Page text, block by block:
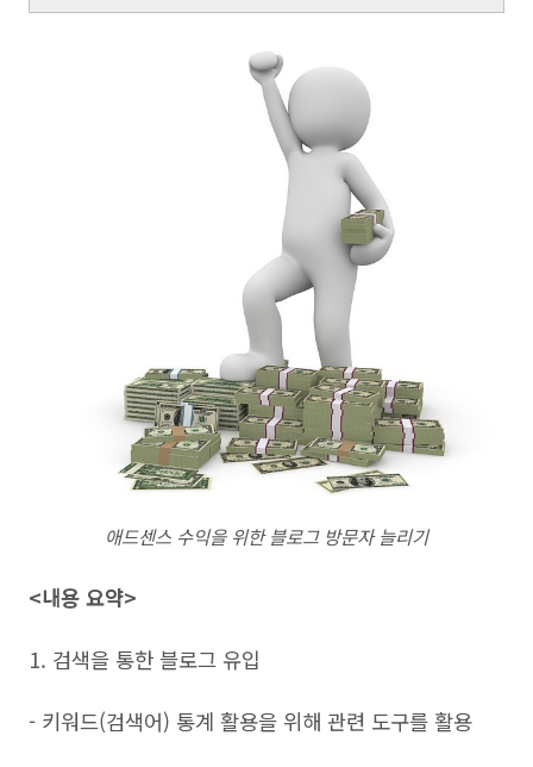
애드센스 수익을 위한 블로그 방문자 늘리기
<내용 요약>
1. 검색을 통한 블로그 유입
- 키워드(검색어) 통계 활용을 위해 관련 도구를 활용